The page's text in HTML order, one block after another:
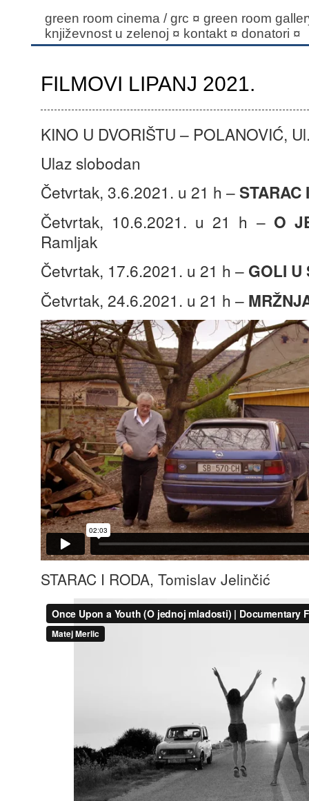
green room cinema / grc ¤ green room
književnost u zelenoj ¤ kontakt ¤ donatori ¤
FILMOVI LIPANJ 2021.
KINO U DVORIŠTU – POLANOVIĆ,
Ulaz slobodan
Četvrtak, 3.6.2021. u 21 h – STARAC
Četvrtak, 10.6.2021. u 21 h – O
Ramljak
Četvrtak, 17.6.2021. u 21 h – GOLI U
Četvrtak, 24.6.2021. u 21 h –
STARAC I RODA, Tomislav Jelinčić